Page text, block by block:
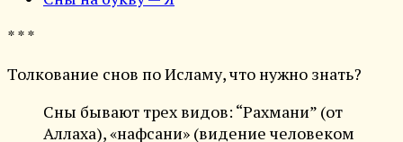
* * *
Толкование снов по Исламу, что нужно знать?
Сны бывают трех видов: “Рахмани” (от
Аллаха), «нафсани» (видение человеком